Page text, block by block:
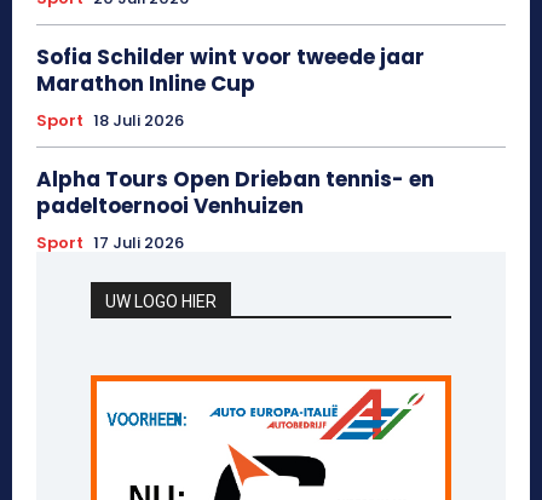
Sofia Schilder wint voor tweede jaar
Marathon Inline Cup
Sport 18 Juli 2026
Alpha Tours Open Drieban tennis- en
padeltoernooi Venhuizen
Sport 17 Juli 2026
UW LOGO HIER